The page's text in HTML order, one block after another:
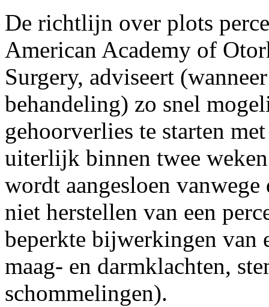
De richtlijn over plots
American Academy of
Surgery, adviseert
behandeling) zo snel
gehoorverlies te starten
uiterlijk binnen twee
wordt aangesloen
niet herstellen van een
beperkte bijwerkingen van
maag- en darmklachten,
schommelingen).